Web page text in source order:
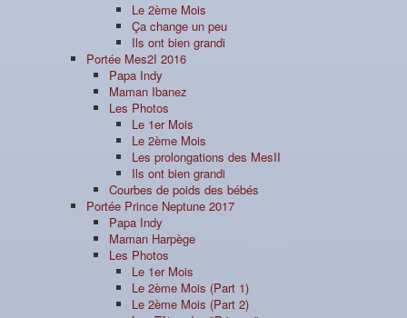
Le 2ème Mois
Ça change un peu
Ils ont bien grandi
Portée Mes2I 2016
Papa Indy
Maman Ibanez
Les Photos
Le 1er Mois
Le 2ème Mois
Les prolongations des MesII
Ils ont bien grandi
Courbes de poids des bébés
Portée Prince Neptune 2017
Papa Indy
Maman Harpège
Les Photos
Le 1er Mois
Le 2ème Mois (Part 1)
Le 2ème Mois (Part 2)